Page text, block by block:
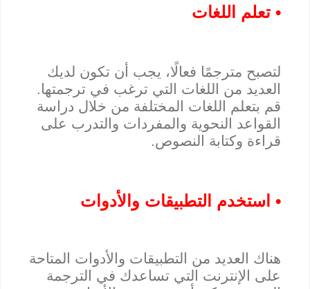
• تعلم اللغات
لتصبح مترجمًا فعالًا، يجب أن تكون لديك
العديد من اللغات التي ترغب في ترجمتها.
قم بتعلم اللغات المختلفة من خلال دراسة
القواعد النحوية والمفردات والتدرب على
قراءة وكتابة النصوص.
• استخدم التطبيقات والأدوات
هناك العديد من التطبيقات والأدوات المتاحة
على الإنترنت التي تساعدك في الترجمة